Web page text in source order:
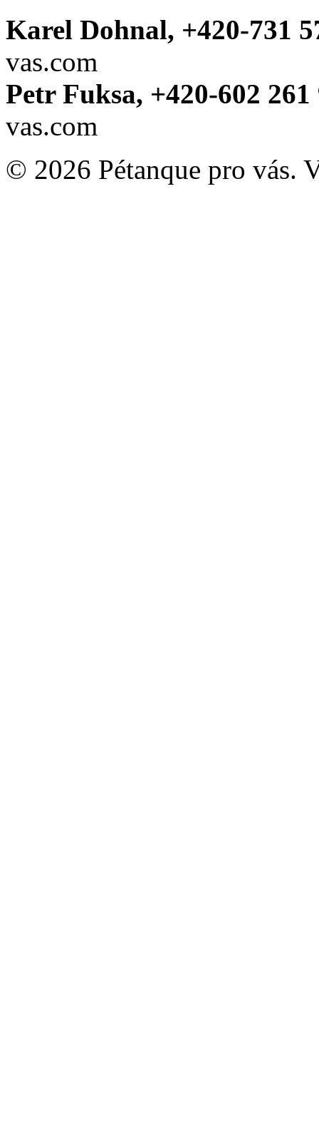
Karel Dohnal, +420-731
vas.com
Petr Fuksa, +420-602 261
vas.com
© 2026 Pétanque pro vás.